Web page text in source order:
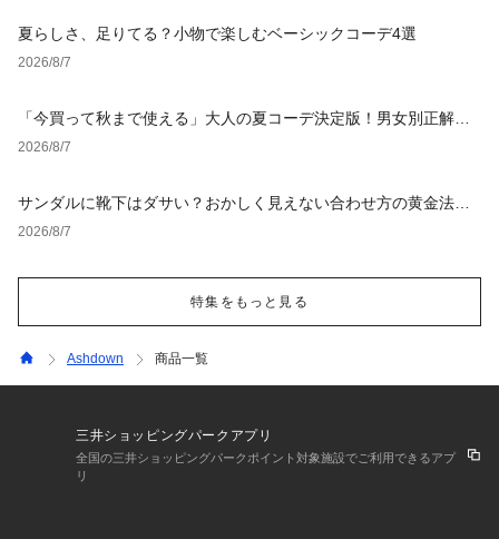
夏らしさ、足りてる？小物で楽しむベーシックコーデ4選
2026/8/7
「今買って秋まで使える」大人の夏コーデ決定版！男女別正解ス
タイルとNGな着こなし
2026/8/7
サンダルに靴下はダサい？おかしく見えない合わせ方の黄金法則
と男女別おすすめコーデ
2026/8/7
特集をもっと見る
Ashdown 商品一覧
三井ショッピングパークアプリ
全国の三井ショッピングパークポイント対象施設でご利用できるアプ
リ